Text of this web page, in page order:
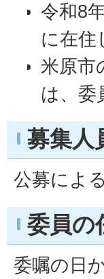
令和8
に在住
米原市
は、委
募集人
公募によ
委員の
委嘱の日